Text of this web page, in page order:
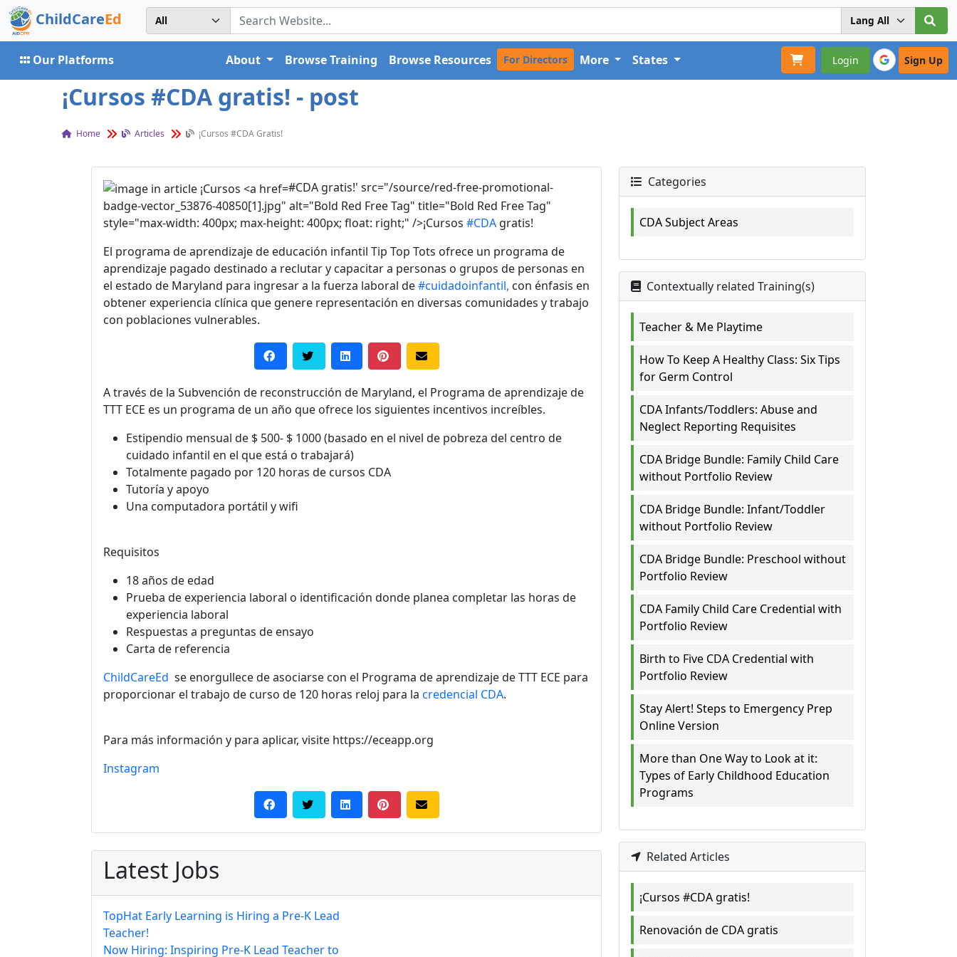
ChildCareEd
Our Platforms Login Sign Up
About Browse Training Browse Resources For Directors More States
¡Cursos #CDA gratis! - post
Home Articles ¡Cursos #CDA Gratis!
#CDA gratis!' src="/source/red-free-promotional-
badge-vector_53876-40850[1].jpg" alt="Bold Red Free Tag" title="Bold Red Free Tag"
style="max-width: 400px; max-height: 400px; float: right;" />¡Cursos #CDA gratis!
El programa de aprendizaje de educación infantil Tip Top Tots ofrece un programa de
aprendizaje pagado destinado a reclutar y capacitar a personas o grupos de personas en
el estado de Maryland para ingresar a la fuerza laboral de#cuidadoinfantil, con énfasis en
obtener experiencia clínica que genere representación en diversas comunidades y trabajo
con poblaciones vulnerables.
A través de la Subvención de reconstrucción de Maryland, el Programa de aprendizaje de
TTT ECE es un programa de un año que ofrece los siguientes incentivos increíbles.
Estipendio mensual de $ 500- $ 1000 (basado en el nivel de pobreza del centro de
cuidado infantil en el que está o trabajará)
Totalmente pagado por 120 horas de cursos CDA
Tutoría y apoyo
Una computadora portátil y wifi
Requisitos
18 años de edad
Prueba de experiencia laboral o identificación donde planea completar las horas de
experiencia laboral
Respuestas a preguntas de ensayo
Carta de referencia
ChildCareEd se enorgullece de asociarse con el Programa de aprendizaje de TTT ECE para
proporcionar el trabajo de curso de 120 horas reloj para la credencial CDA.
Para más información y para aplicar, visite https://eceapp.org
Instagram
Latest Jobs
TopHat Early Learning is Hiring a Pre-K Lead
Teacher!
Now Hiring: Inspiring Pre-K Lead Teacher to
Categories
CDA Subject Areas
Contextually related Training(s)
Teacher & Me Playtime
How To Keep A Healthy Class: Six Tips
for Germ Control
CDA Infants/Toddlers: Abuse and
Neglect Reporting Requisites
CDA Bridge Bundle: Family Child Care
without Portfolio Review
CDA Bridge Bundle: Infant/Toddler
without Portfolio Review
CDA Bridge Bundle: Preschool without
Portfolio Review
CDA Family Child Care Credential with
Portfolio Review
Birth to Five CDA Credential with
Portfolio Review
Stay Alert! Steps to Emergency Prep
Online Version
More than One Way to Look at it:
Types of Early Childhood Education
Programs
Related Articles
¡Cursos #CDA gratis!
Renovación de CDA gratis